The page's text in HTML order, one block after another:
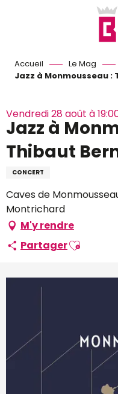
Accueil Le Mag
Jazz à Monmousseau :
Vendredi 28 août à
Jazz à
Thibaut
CONCERT
Caves de
Montrichard
M'y rendre
PartagerAjouter